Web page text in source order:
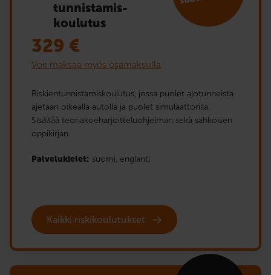
tunnistamis­
koulutus
329 €
Voit maksaa myös osamaksulla
Riskientunnistamiskoulutus, jossa puolet ajotunneista
ajetaan oikealla autolla ja puolet simulaattorilla.
Sisältää teoriakoeharjoitteluohjelman sekä sähköisen
oppikirjan.
Palvelukielet: suomi, englanti
Kaikki riskikoulutukset